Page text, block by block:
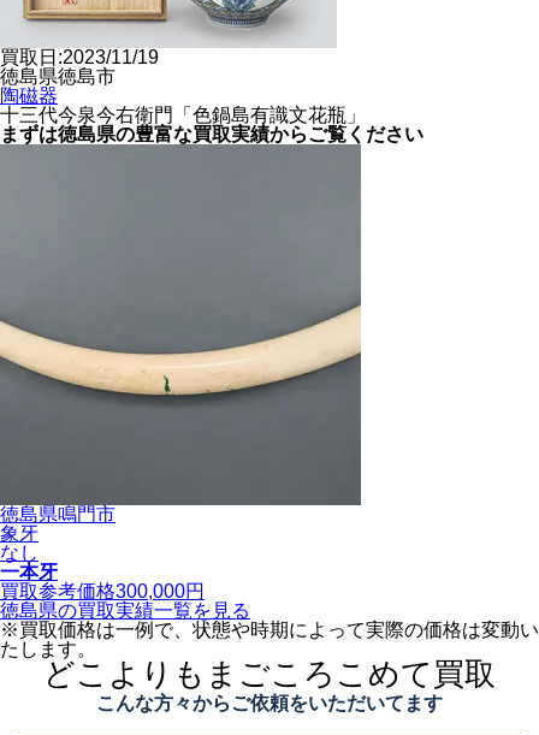
買取日:2023/11/19
徳島県徳島市
陶磁器
十三代今泉今右衛門「色鍋島有識文花瓶」
まずは徳島県の豊富な買取実績からご覧ください
徳島県鳴門市
象牙
なし
一本牙
買取参考価格300,000円
徳島県の買取実績一覧を見る
※買取価格は一例で、状態や時期によって実際の価格は変動い
たします。
どこよりもまごころこめて買取
こんな方々からご依頼をいただいてます